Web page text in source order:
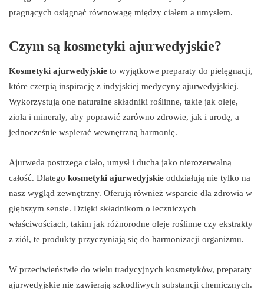
pragnących osiągnąć równowagę między ciałem a umysłem.
Czym są kosmetyki ajurwedyjskie?
Kosmetyki ajurwedyjskie to wyjątkowe preparaty do pielęgnacji,
które czerpią inspirację z indyjskiej medycyny ajurwedyjskiej.
Wykorzystują one naturalne składniki roślinne, takie jak oleje,
zioła i minerały, aby poprawić zarówno zdrowie, jak i urodę, a
jednocześnie wspierać wewnętrzną harmonię.
Ajurweda postrzega ciało, umysł i ducha jako nierozerwalną
całość. Dlatego kosmetyki ajurwedyjskie oddziałują nie tylko na
nasz wygląd zewnętrzny. Oferują również wsparcie dla zdrowia w
głębszym sensie. Dzięki składnikom o leczniczych
właściwościach, takim jak różnorodne oleje roślinne czy ekstrakty
z ziół, te produkty przyczyniają się do harmonizacji organizmu.
W przeciwieństwie do wielu tradycyjnych kosmetyków, preparaty
ajurwedyjskie nie zawierają szkodliwych substancji chemicznych.